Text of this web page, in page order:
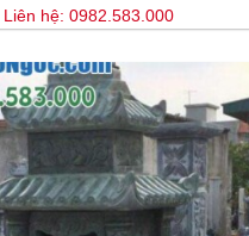
Liên hệ: 0982.583.000